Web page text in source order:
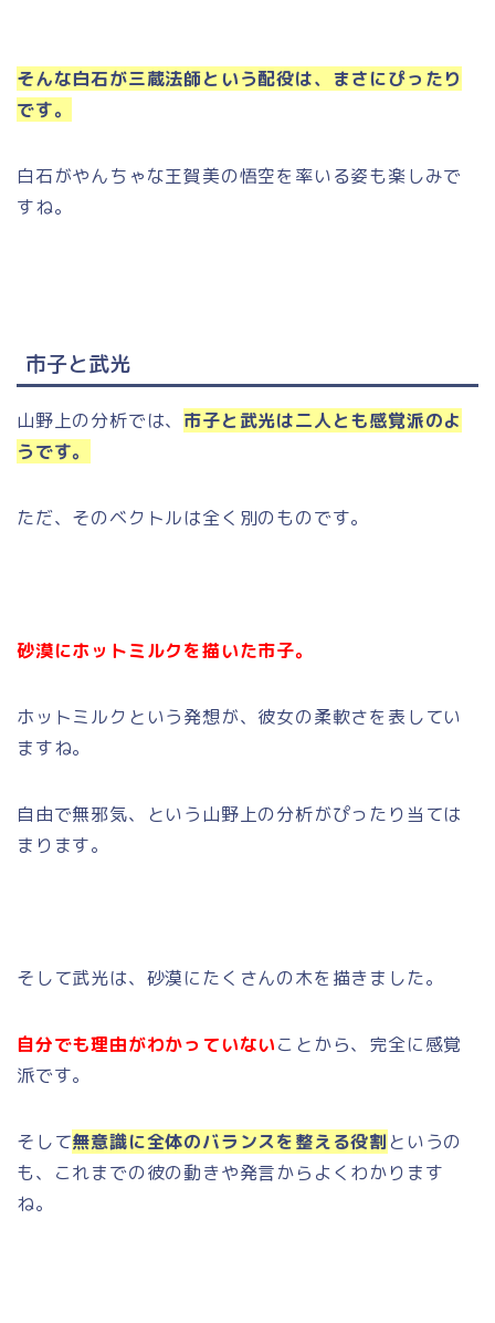
そんな白石が三蔵法師という配役は、まさにぴったり
です。
白石がやんちゃな王賀美の悟空を率いる姿も楽しみで
すね。
市子と武光
山野上の分析では、 市子と武光は二人とも感覚派のよ
うです。
ただ、そのベクトルは全く別のものです。
砂漠にホットミルクを描いた市子。
ホットミルクという発想が、彼女の柔軟さを表してい
ますね。
自由で無邪気、という山野上の分析がぴったり当ては
まります。
そして武光は、砂漠にたくさんの木を描きました。
自分でも理由がわかっていないことから、完全に感覚
派です。
そして無意識に全体のバランスを整える役割というの
も、これまでの彼の動きや発言からよくわかります
ね。